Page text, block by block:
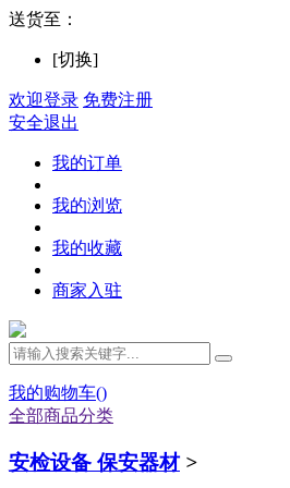
送货至：
[切换]
欢迎登录 免费注册
安全退出
我的订单
我的浏览
我的收藏
商家入驻
我的购物车()
全部商品分类
安检设备 保安器材 >